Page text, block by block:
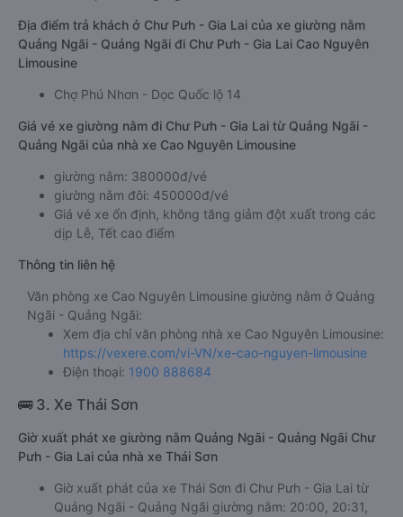
Địa điểm trả khách ở Chư Pưh - Gia Lai của xe giường nằm
Quảng Ngãi - Quảng Ngãi đi Chư Pưh - Gia Lai Cao Nguyên
Limousine
Chợ Phú Nhơn - Dọc Quốc lộ 14
Giá vé xe giường nằm đi Chư Pưh - Gia Lai từ Quảng Ngãi -
Quảng Ngãi của nhà xe Cao Nguyên Limousine
giường nằm: 380000đ/vé
giường nằm đôi: 450000đ/vé
Giá vé xe ổn định, không tăng giảm đột xuất trong các
dịp Lễ, Tết cao điểm
Thông tin liên hệ
Văn phòng xe Cao Nguyên Limousine giường nằm ở Quảng
Ngãi - Quảng Ngãi:
Xem địa chỉ văn phòng nhà xe Cao Nguyên Limousine:
https://vexere.com/vi-VN/xe-cao-nguyen-limousine
Điện thoại: 1900 888684
🚌 3. Xe Thái Sơn
Giờ xuất phát xe giường nằm Quảng Ngãi - Quảng Ngãi Chư
Pưh - Gia Lai của nhà xe Thái Sơn
Giờ xuất phát của xe Thái Sơn đi Chư Pưh - Gia Lai từ
Quảng Ngãi - Quảng Ngãi giường nằm: 20:00, 20:31,